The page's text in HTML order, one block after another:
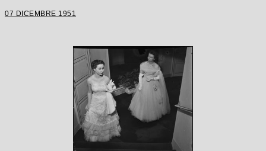
07 DICEMBRE 1951